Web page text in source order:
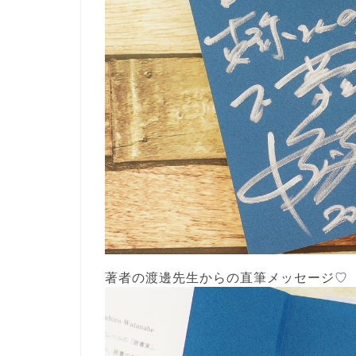
著者の渡邊先生からの直筆メッセージ